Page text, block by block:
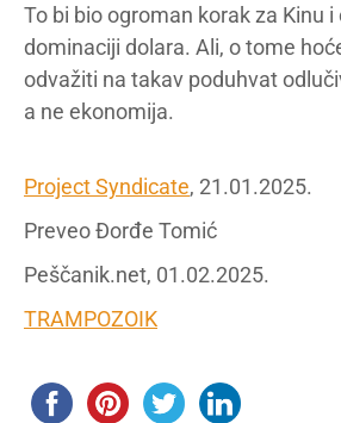
To bi bio ogroman korak za Kinu
dominaciji dolara. Ali, o tome
odvažiti na takav poduhvat
a ne ekonomija.
Project Syndicate, 21.01.2025.
Preveo Đorđe Tomić
Peščanik.net, 01.02.2025.
TRAMPOZOIK